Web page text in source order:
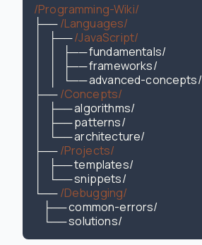
/Programming-Wiki/
├── /Languages/
│   ├── /JavaScript/
│   │   ├── fundamentals/
│   │   ├── frameworks/
│   │   └── advanced-concepts/
├── /Concepts/
│   ├── algorithms/
│   ├── patterns/
│   └── architecture/
├── /Projects/
│   ├── templates/
│   └── snippets/
└── /Debugging/
    ├── common-errors/